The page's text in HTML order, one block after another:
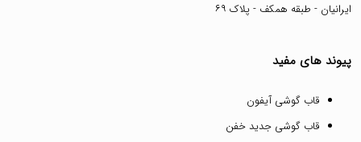
ایرانیان - طبقه همکف - پلاک ۶۹
پیوند های مفید
قاب گوشی آیفون
قاب گوشی جدید خفن